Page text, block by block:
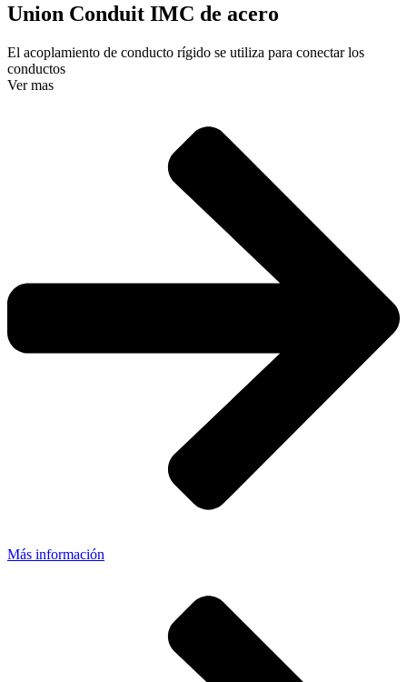
Union Conduit IMC de acero
El acoplamiento de conducto rígido se utiliza para conectar los
conductos
Ver mas
Más información